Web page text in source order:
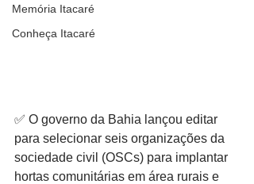
Memória Itacaré
Conheça Itacaré
✅ O governo da Bahia lançou editar
para selecionar seis organizações da
sociedade civil (OSCs) para implantar
hortas comunitárias em área rurais e